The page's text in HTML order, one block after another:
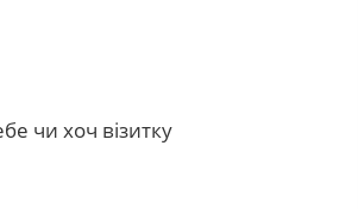
чи хоч візитку